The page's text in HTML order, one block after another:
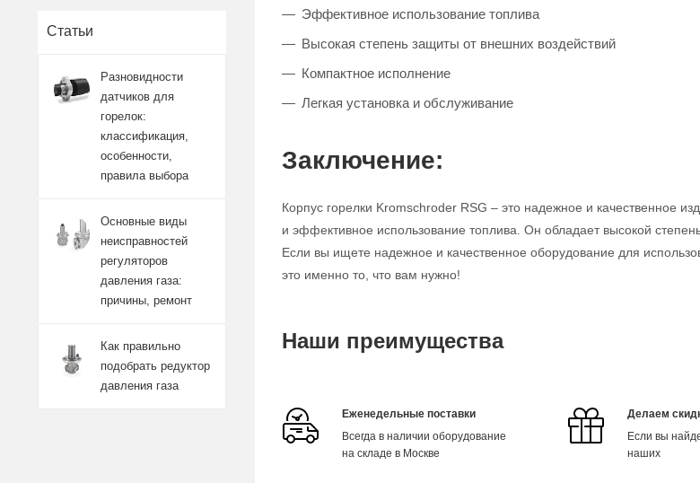
Эффективное использование топлива
Высокая степень защиты от внешних воздействий
Компактное исполнение
Легкая установка и обслуживание
Заключение:
Корпус горелки Kromschroder RSG – это надежное и качественное
и эффективное использование топлива. Он обладает высокой
Если вы ищете надежное и качественное оборудование для
это именно то, что вам нужно!
Наши преимущества
Еженедельные поставки
Всегда в наличии оборудование
на складе в Москве
Делаем
Если вы
наших
Статьи
Разновидности
датчиков для
горелок:
классификация,
особенности,
правила выбора
Основные виды
неисправностей
регуляторов
давления газа:
причины, ремонт
Как правильно
подобрать редуктор
давления газа